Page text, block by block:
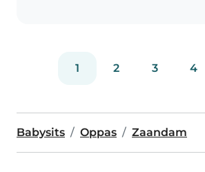
1 2 3 4
Babysits Oppas Zaandam